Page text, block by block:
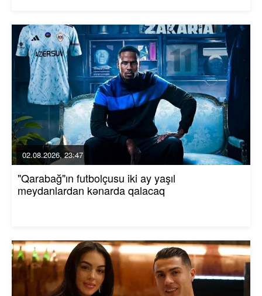
02.08.2026, 23:47
"Qarabağ"ın futbolçusu iki ay yaşıl
meydanlardan kənarda qalacaq